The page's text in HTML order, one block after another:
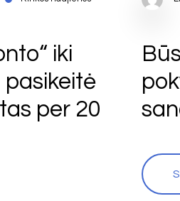
iki
pasikeitė
per 20